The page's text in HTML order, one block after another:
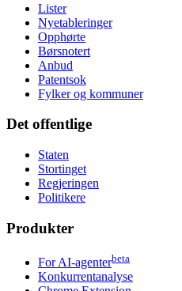
Lister
Nyetableringer
Opphørte
Børsnotert
Anbud
Patentsok
Fylker og kommuner
Det offentlige
Staten
Stortinget
Regjeringen
Politikere
Produkter
For AI-agenterbeta
Konkurrentanalyse